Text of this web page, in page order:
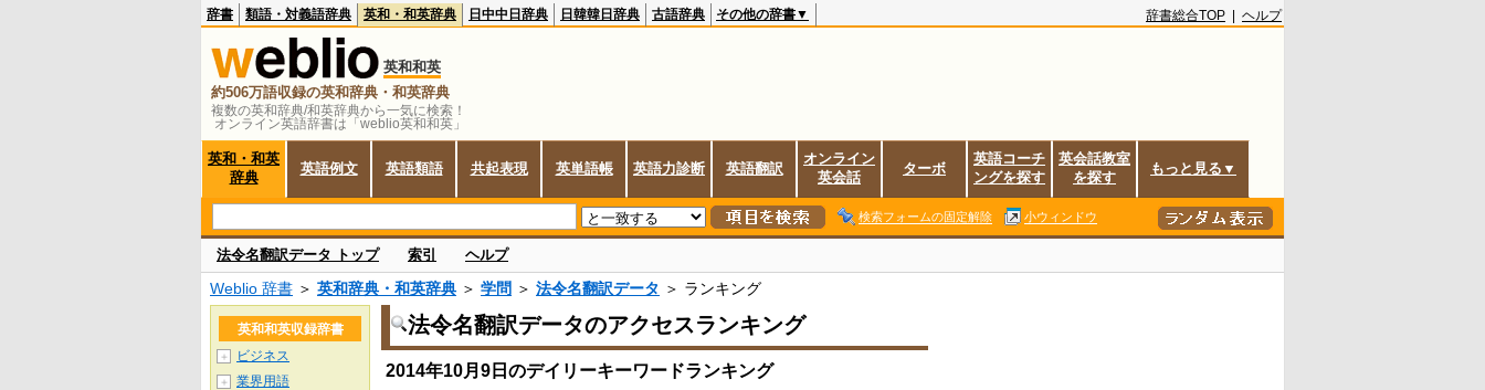
複数の英和辞典/和英辞典から一気に検索！
オンライン英語辞書は「weblio英和和英」
辞書 類語・対義語辞典 英和・和英辞典 日中中日辞典 日韓韓日辞典 古語辞典 その他の辞書▼ 辞書総合TOP ヘルプ
英和和英
約506万語収録の英和辞典・和英辞典
英和・和英
辞典
英語例文 英語類語 共起表現 英単語帳 英語力診断 英語翻訳
オンライン
英会話
ターボ
英語コーチ
ングを探す
英会話教室
を探す
もっと見る▼
検索フォームの固定解除 小ウィンドウ
法令名翻訳データ トップ 索引 ヘルプ
Weblio 辞書 ＞ 英和辞典・和英辞典 ＞ 学問 ＞ 法令名翻訳データ ＞ ランキング
法令名翻訳データのアクセスランキング
2014年10月9日のデイリーキーワードランキング
英和和英収録辞書
＋ ビジネス
＋ 業界用語